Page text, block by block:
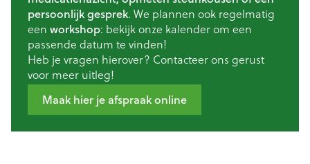
persoonlijk gesprek. We plannen ook regelmatig
een workshop: bekijk onze kalender om een
passende datum te vinden!
Heb je vragen hierover? Contacteer ons gerust
voor meer uitleg!
Maak hier je afspraak online